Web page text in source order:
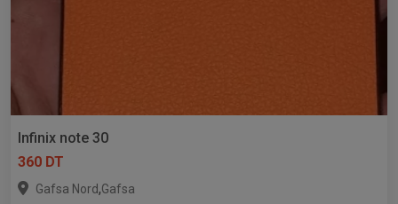
Infinix note 30
360 DT
Gafsa Nord,Gafsa